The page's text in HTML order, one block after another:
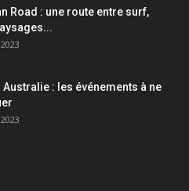
Road : une route entre surf,
: les événements à ne